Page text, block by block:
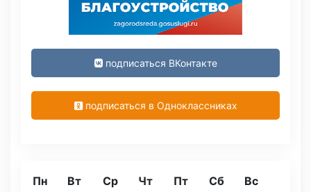
подписаться ВКонтакте
подписаться в Одноклассниках
Пн Вт Ср Чт Пт Сб Вс